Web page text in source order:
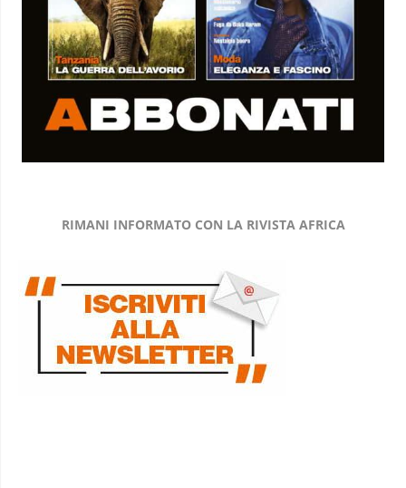
RIMANI INFORMATO CON LA RIVISTA AFRICA